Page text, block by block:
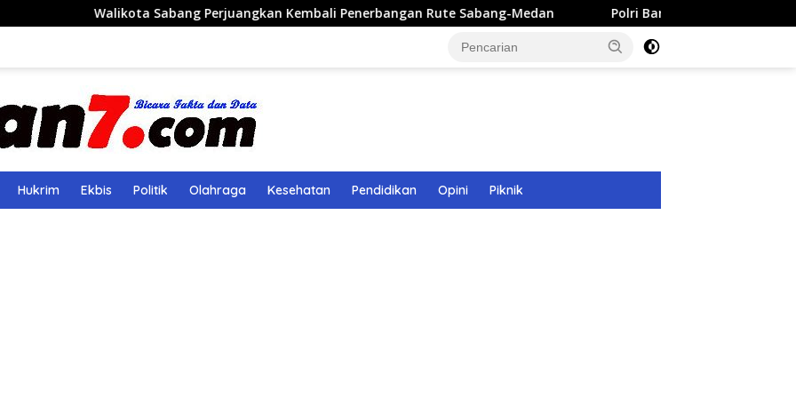
Walikota Sabang Perjuangkan Kembali Penerbangan Rute Sabang-Medan Polri Bangun 40 Titik Sumur Bor untuk
Hukrim Ekbis Politik Olahraga Kesehatan Pendidikan Opini Piknik